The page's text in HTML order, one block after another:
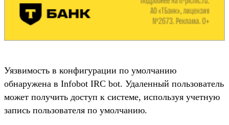
Уязвимость в конфигурации по умолчанию
обнаружена в Infobot IRC bot. Удаленный пользователь
может получить доступ к системе, используя учетную
запись пользователя по умолчанию.